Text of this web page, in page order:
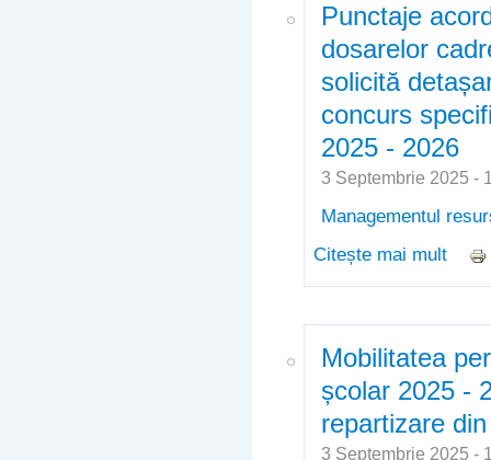
Punctaje
dosarelor
solicită
concurs
2025 - 2026
3 Septembrie 2025
Managementul
Citește mai mult
Mobilitatea
școlar 2025 -
repartizare
3 Septembrie 2025